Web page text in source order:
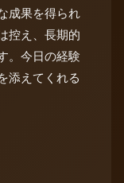
成果を得られ
控え、長期的
。今日の経験
添えてくれる